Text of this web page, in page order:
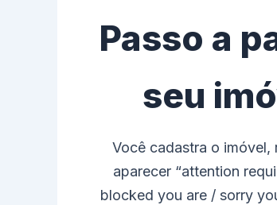
Passo a
seu
Você cadastra o imóvel,
aparecer “attention
blocked you are / sorry